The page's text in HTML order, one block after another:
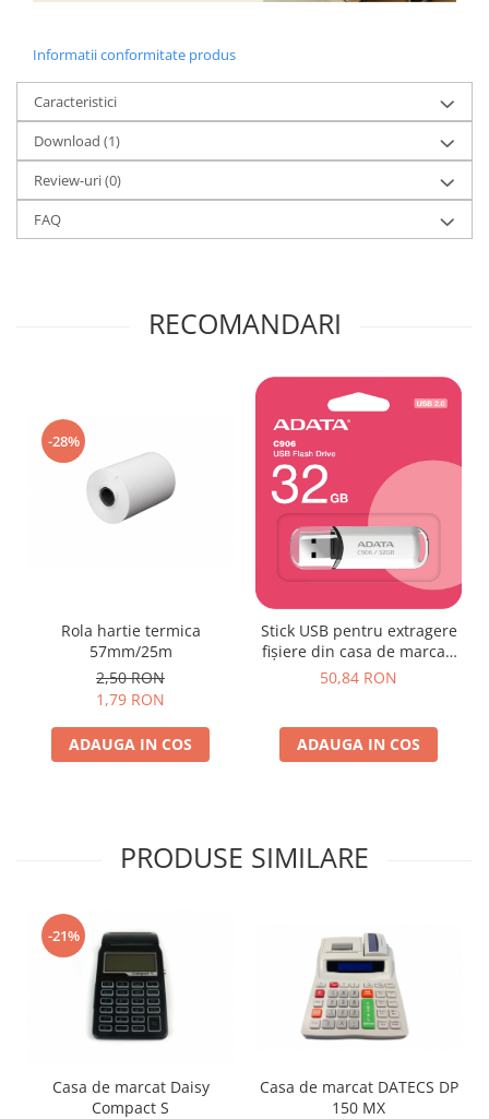
Informatii conformitate produs
Caracteristici
Download (1)
Review-uri(0)
FAQ
RECOMANDARI
-28%
Rola hartie termica
57mm/25m
2,50 RON
1,79 RON
ADAUGA IN COS
Stick USB pentru extragere
fișiere din casa de marcat,
32GB
50,84 RON
ADAUGA IN COS
PRODUSE SIMILARE
-21%
Casa de marcat Daisy
Compact S
Casa de marcat DATECS DP
150 MX